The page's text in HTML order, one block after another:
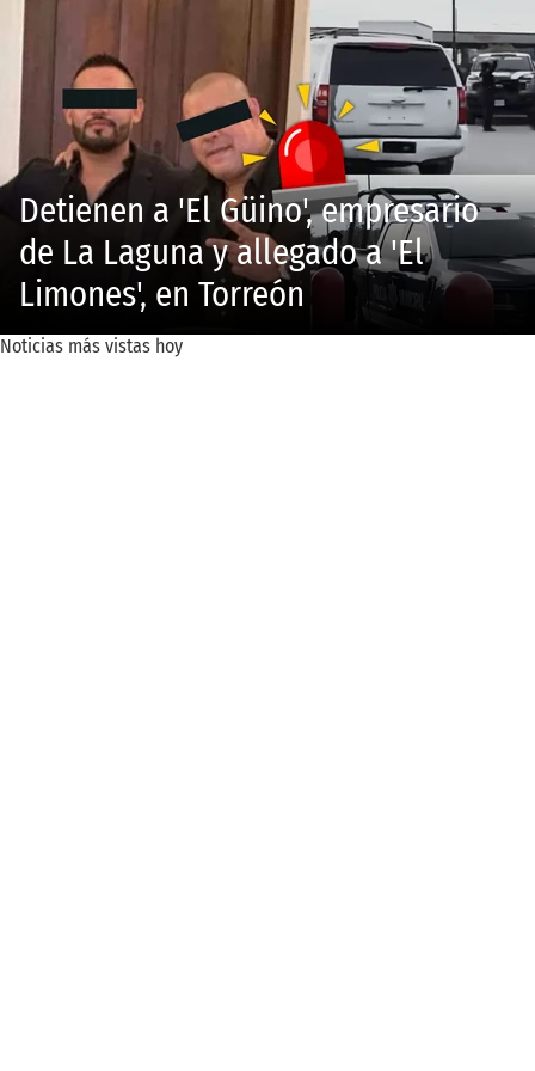
Detienen a 'El Güino', empresario
de La Laguna y allegado a 'El
Limones', en Torreón
Noticias más vistas hoy